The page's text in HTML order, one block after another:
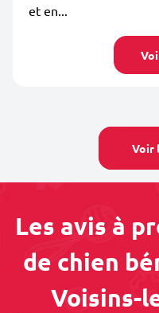
et en...
Voir
Les avis à
de chien
Voisins-